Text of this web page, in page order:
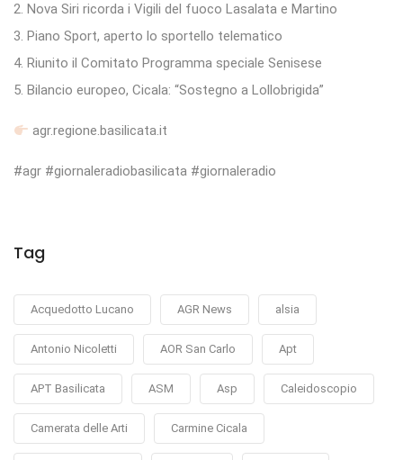
2. Nova Siri ricorda i Vigili del fuoco Lasalata e Martino
3. Piano Sport, aperto lo sportello telematico
4. Riunito il Comitato Programma speciale Senisese
5. Bilancio europeo, Cicala: “Sostegno a Lollobrigida”
agr.regione.basilicata.it
#agr #giornaleradiobasilicata #giornaleradio
Tag
Acquedotto Lucano AGR News alsia
Antonio Nicoletti AOR San Carlo Apt
APT Basilicata ASM Asp Caleidoscopio
Camerata delle Arti Carmine Cicala